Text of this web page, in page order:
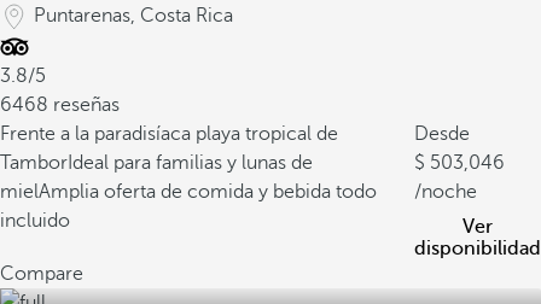
Puntarenas, Costa Rica
3.8/5
6468 reseñas
Frente a la paradisíaca playa tropical de
Tambor Ideal para familias y lunas de
mielAmplia oferta de comida y bebida todo
incluido
Desde
503,046
/noche
Ver
disponibilidad
Compare